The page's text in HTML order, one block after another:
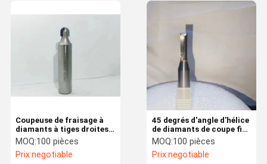
Coupeuse de fraisage à
diamants à tiges droites
résistante à l'usure pour
l'usinage de précision
MOQ:100 pièces
Prix:negotiable
45 degrés d'angle d'hélice
de diamants de coupe fin
broyeur pour le fraisage
lisse et précis
MOQ:100 pièces
Prix:negotiable